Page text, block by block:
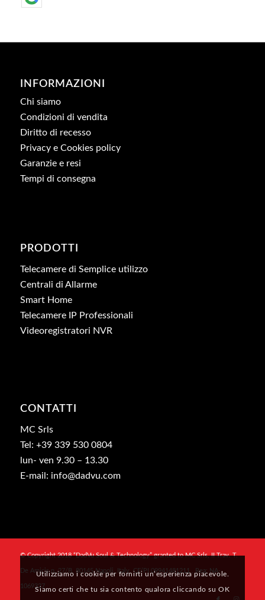
INFORMAZIONI
Chi siamo
Condizioni di vendita
Diritto di recesso
Privacy e Cookies policy
Garanzie e resi
Tempi di consegna
PRODOTTI
Telecamere di Semplice utilizzo
Centrali di Allarme
Smart Home
Telecamere IP Professionali
Videoregistratori NVR
CONTATTI
MC Srls
Tel: +39 339 530 0804
lun- ven 9.30 – 13.30
E-mail: info@dadvu.com
© Copyright 2018 “DadVu Soul & Technology” granted to MC Srls, II Trav. T.
De Amicis n. 27/B, 80145 Napoli, Italy, CF/PI 09941481211 , Rea: NA-
1069327
Utilizziamo i cookie per fornirti un’esperienza piacevole.
Siamo certi che tu sia contento qualora cliccando su OK